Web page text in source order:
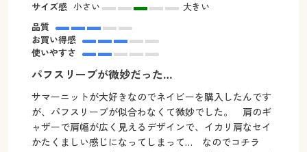
サイズ感 小さい
大きい
品質
お買い得感
使いやすさ
パフスリーブが微妙だった…
サマーニットが大好きなのでネイビーを購入したんです
が、パフスリーブが似合わなくて微妙でした。 肩のギ
ャザーで肩幅が広く見えるデザインで、イカリ肩なセイ
かたくましい感じになってしまって… なのでコチラ